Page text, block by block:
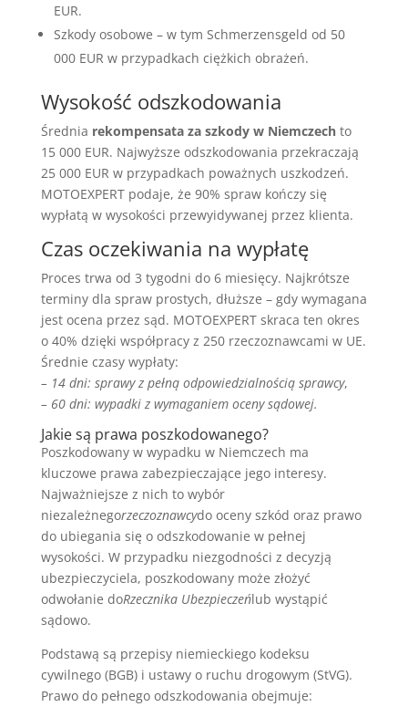
EUR.
Szkody osobowe – w tym Schmerzensgeld od 50
000 EUR w przypadkach ciężkich obrażeń.
Wysokość odszkodowania
Średnia rekompensata za szkody w Niemczechto
15 000 EUR. Najwyższe odszkodowania przekraczają
25 000 EUR w przypadkach poważnych uszkodzeń.
MOTOEXPERT podaje, że 90% spraw kończy się
wypłatą w wysokości przewyidywanej przez klienta.
Czas oczekiwania na wypłatę
Proces trwa od 3 tygodni do 6 miesięcy. Najkrótsze
terminy dla spraw prostych, dłuższe – gdy wymagana
jest ocena przez sąd. MOTOEXPERT skraca ten okres
o 40% dzięki współpracy z 250 rzeczoznawcami w UE.
Średnie czasy wypłaty:
– 14 dni: sprawy z pełną odpowiedzialnością sprawcy,
– 60 dni: wypadki z wymaganiem oceny sądowej.
Jakie są prawa poszkodowanego?
Poszkodowany w wypadku w Niemczech ma
kluczowe prawa zabezpieczające jego interesy.
Najważniejsze z nich to wybór
niezależnegorzeczoznawcydo oceny szkód oraz prawo
do ubiegania się o odszkodowanie w pełnej
wysokości. W przypadku niezgodności z decyzją
ubezpieczyciela, poszkodowany może złożyć
odwołanie doRzecznika Ubezpieczeńlub wystąpić
sądowo.
Podstawą są przepisy niemieckiego kodeksu
cywilnego (BGB) i ustawy o ruchu drogowym (StVG).
Prawo do pełnego odszkodowania obejmuje: